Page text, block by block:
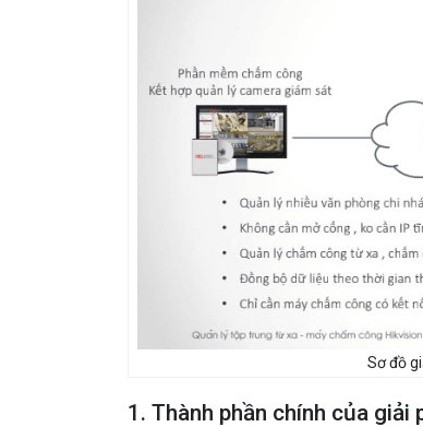
Sơ đồ
1. Thành phần chính của giải